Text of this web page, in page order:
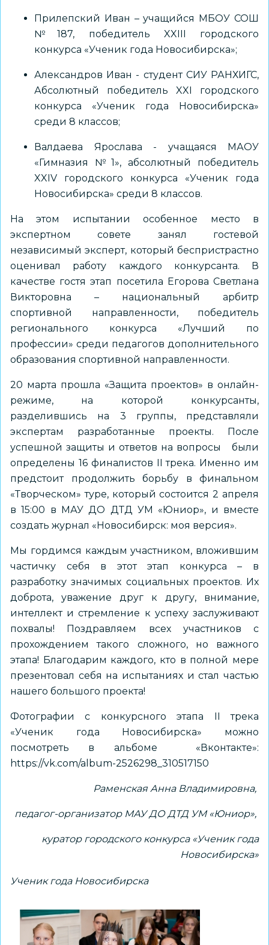
Прилепский Иван – учащийся МБОУ СОШ
№187, победитель XXIII городского
конкурса «Ученик года Новосибирска»;
Александров Иван - студент СИУ РАНХИГС,
Абсолютный победитель XXI городского
конкурса «Ученик года Новосибирска»
среди 8 классов;
Валдаева Ярослава - учащаяся МАОУ
«Гимназия №1», абсолютный победитель
XXIV городского конкурса «Ученик года
Новосибирска» среди 8 классов.
На этом испытании особенное место в
экспертном совете занял гостевой
независимый эксперт, который беспристрастно
оценивал работу каждого конкурсанта. В
качестве гостя этап посетила Егорова Светлана
Викторовна – национальный арбитр
спортивной направленности, победитель
регионального конкурса «Лучший по
профессии» среди педагогов дополнительного
образования спортивной направленности.
20 марта прошла «Защита проектов» в онлайн-
режиме, на которой конкурсанты,
разделившись на 3 группы, представляли
экспертам разработанные проекты. После
успешной защиты и ответов на вопросы были
определены 16 финалистов II трека. Именно им
предстоит продолжить борьбу в финальном
«Творческом» туре, который состоится 2 апреля
в 15:00 в МАУ ДО ДТД УМ «Юниор», и вместе
создать журнал «Новосибирск: моя версия».
Мы гордимся каждым участником, вложившим
частичку себя в этот этап конкурса – в
разработку значимых социальных проектов. Их
доброта, уважение друг к другу, внимание,
интеллект и стремление к успеху заслуживают
похвалы! Поздравляем всех участников с
прохождением такого сложного, но важного
этапа! Благодарим каждого, кто в полной мере
презентовал себя на испытаниях и стал частью
нашего большого проекта!
Фотографии с конкурсного этапа II трека
«Ученик года Новосибирска» можно
посмотреть в альбоме «Вконтакте»:
https://vk.com/album-2526298_310517150
Раменская Анна Владимировна,
педагог-организатор МАУ ДО ДТД УМ «Юниор»,
куратор городского конкурса «Ученик года
Новосибирска»
Ученик года Новосибирска